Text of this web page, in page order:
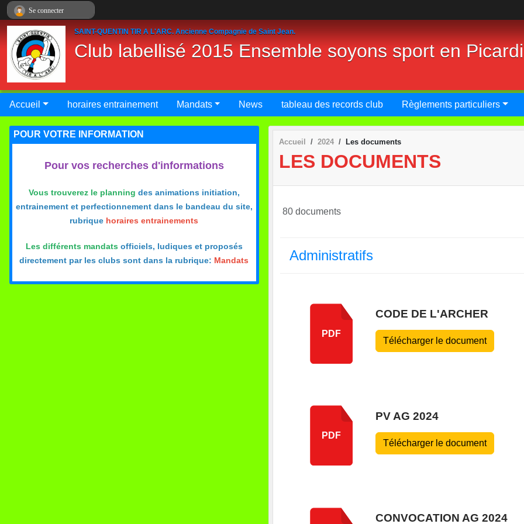
SAINT-QUENTIN TIR A L'ARC. Ancienne Compagnie de Saint Jean.
Club labellisé 2015 Ensemble soyons sport en
Accueil horaires entrainement Mandats News tableau des records club Règlements particuliers
Accueil 2024 Les documents
LES DOCUMENTS
80 documents
Administratifs
PDF
CODE DE L'ARCHER
Télécharger le document
PDF
PV AG 2024
Télécharger le document
CONVOCATION AG 2024
POUR VOTRE INFORMATION
Pour vos recherches d'informations
Vous trouverez le planning des animations initiation,
entrainement et perfectionnement dans le bandeau du site,
rubrique horaires entrainements
Les différents mandatsofficiels, ludiques et proposés
directement par les clubs sont dans la rubrique: Mandats
Se connecter
Panneau de gestion des cookies